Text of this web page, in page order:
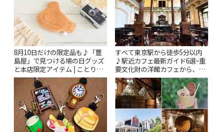
8月10日だけの限定品も♪「豊
島屋」で見つける鳩の日グッズ
と本店限定アイテム | ことりっ
ぷ
すべて東京駅から徒歩5分以内
♪駅近カフェ最新ガイド6選~重
要文化財の洋館カフェから、改
札すぐのレトロ喫茶まで~ | こと
りっぷ